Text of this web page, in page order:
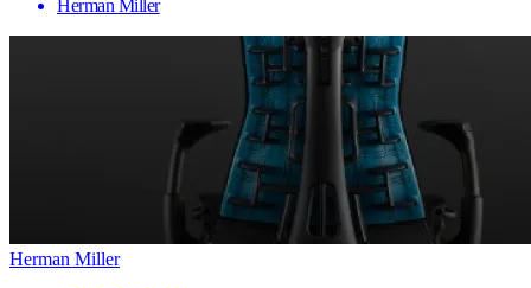
Herman Miller
Herman Miller